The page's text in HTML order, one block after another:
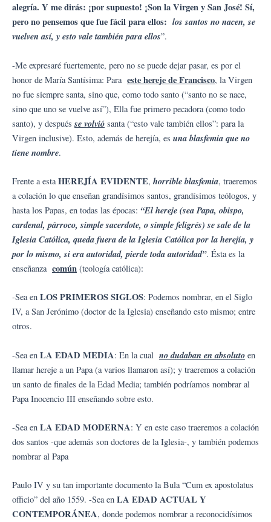
alegría. Y me dirás: ¡por supuesto! ¡Son la Virgen y San José! Sí,
pero no pensemos que fue fácil para ellos: los santos no nacen, se
vuelven así, y esto vale también para ellos”.
-Me expresaré fuertemente, pero no se puede dejar pasar, es por el
honor de María Santísima: Para este hereje de Francisco, la Virgen
no fue siempre santa, sino que, como todo santo (“santo no se nace,
sino que uno se vuelve así”), Ella fue primero pecadora (como todo
santo), y después se volvió santa (“esto vale también ellos”: para la
Virgen inclusive). Esto, además de herejía, es una blasfemia que no
tiene nombre.
Frente a estaHEREJÍA EVIDENTE, horrible blasfemia, traeremos
a colación lo que enseñan grandísimos santos, grandísimos teólogos, y
hasta los Papas, en todas las épocas: “El hereje (sea Papa, obispo,
cardenal, párroco, simple sacerdote, o simple feligrés) se sale de la
Iglesia Católica, queda fuera de la Iglesia Católica por la herejía, y
por lo mismo, si era autoridad, pierde toda autoridad”. Ésta es la
enseñanza común (teología católica):
-Sea en LOS PRIMEROS SIGLOS: Podemos nombrar, en el Siglo
IV, a San Jerónimo (doctor de la Iglesia) enseñando esto mismo; entre
otros.
-Sea en LA EDAD MEDIA: En la cual no dudaban en absoluto en
llamar hereje a un Papa (a varios llamaron así); y traeremos a colación
un santo de finales de la Edad Media; también podríamos nombrar al
Papa Inocencio III enseñando sobre esto.
-Sea en LA EDAD MODERNA: Y en este caso traeremos a colación
dos santos -que además son doctores de la Iglesia-, y también podemos
nombrar al Papa
Paulo IV y su tan importante documento la Bula “Cum ex apostolatus
officio” del año 1559. -Sea en LA EDAD ACTUAL Y
CONTEMPORÁNEA, donde podemos nombrar a reconocidísimos